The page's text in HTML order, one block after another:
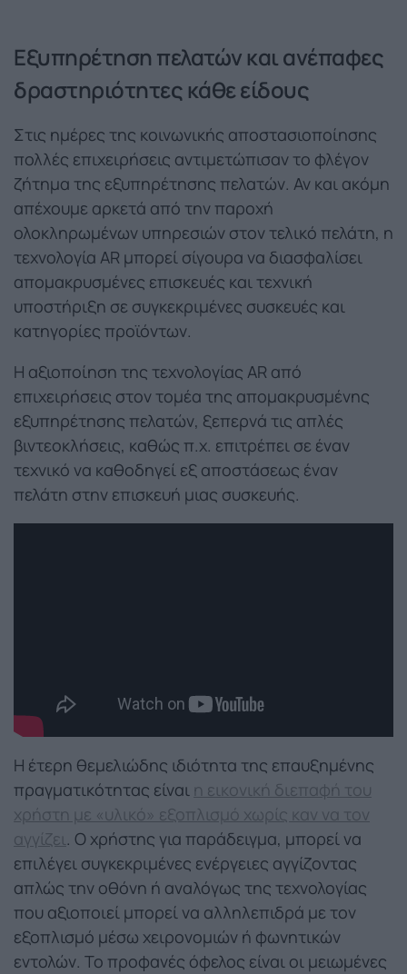
Εξυπηρέτηση πελατών και ανέπαφες
δραστηριότητες κάθε είδους
Στις ημέρες της κοινωνικής αποστασιοποίησης
πολλές επιχειρήσεις αντιμετώπισαν το φλέγον
ζήτημα της εξυπηρέτησης πελατών. Αν και ακόμη
απέχουμε αρκετά από την παροχή
ολοκληρωμένων υπηρεσιών στον τελικό πελάτη, η
τεχνολογία AR μπορεί σίγουρα να διασφαλίσει
απομακρυσμένες επισκευές και τεχνική
υποστήριξη σε συγκεκριμένες συσκευές και
κατηγορίες προϊόντων.
H αξιοποίηση της τεχνολογίας AR από
επιχειρήσεις στον τομέα της απομακρυσμένης
εξυπηρέτησης πελατών, ξεπερνά τις απλές
βιντεοκλήσεις, καθώς π.χ. επιτρέπει σε έναν
τεχνικό να καθοδηγεί εξ αποστάσεως έναν
πελάτη στην επισκευή μιας συσκευής.
Η έτερη θεμελιώδης ιδιότητα της επαυξημένης
πραγματικότητας είναι η εικονική διεπαφή του
χρήστη με «υλικό» εξοπλισμό χωρίς καν να τον
αγγίζει. Ο χρήστης για παράδειγμα, μπορεί να
επιλέγει συγκεκριμένες ενέργειες αγγίζοντας
απλώς την οθόνη ή αναλόγως της τεχνολογίας
που αξιοποιεί μπορεί να αλληλεπιδρά με τον
εξοπλισμό μέσω χειρονομιών ή φωνητικών
εντολών. Το προφανές όφελος είναι οι μειωμένες